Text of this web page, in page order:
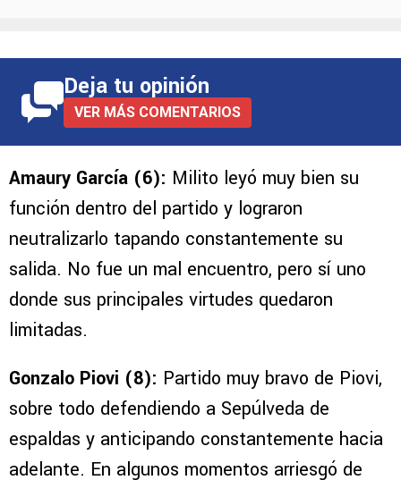
Deja tu opinión
VER MÁS COMENTARIOS
Amaury García (6): Milito leyó muy bien su
función dentro del partido y lograron
neutralizarlo tapando constantemente su
salida. No fue un mal encuentro, pero sí uno
donde sus principales virtudes quedaron
limitadas.
Gonzalo Piovi (8): Partido muy bravo de Piovi,
sobre todo defendiendo a Sepúlveda de
espaldas y anticipando constantemente hacia
adelante. En algunos momentos arriesgó de